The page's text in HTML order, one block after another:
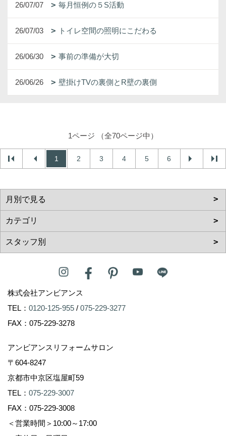
26/07/07 毎月恒例の５S活動
26/07/03 トイレ空間の照明にこだわる
26/06/30 事前の準備が大切
26/06/26 壁掛けTVの裏側とR壁の裏側
1ページ （全70ページ中）
1 2 3 4 5 6
株式会社アンビアンス
TEL： 0120-125-955 / 075-229-3277
FAX：075-229-3278
アンビアンスリフォームサロン
〒604-8247
京都市中京区塩屋町59
TEL： 075-229-3007
FAX：075-229-3008
＜営業時間＞10:00～17:00